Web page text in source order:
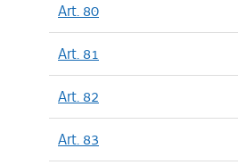
Art. 80
Art. 81
Art. 82
Art. 83